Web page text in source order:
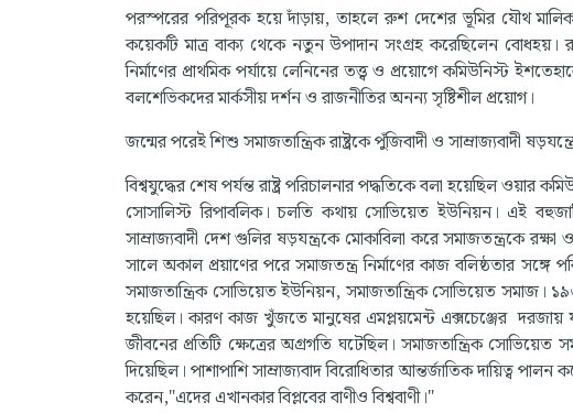
পরস্পরের পরিপূরক হয়ে দাঁড়ায়, তাহলে রুশ দেশের ভূমির যৌথ
কয়েকটি মাত্র বাক্য থেকে নতুন উপাদান সংগ্রহ করেছিলেন বোধহয়।
নির্মাণের প্রাথমিক পর্যায়ে লেনিনের তত্ত্ব ও প্রয়োগে কমিউনিস্ট
বলশেভিকদের মার্কসীয় দর্শন ও রাজনীতির অনন্য সৃষ্টিশীল প্রয়োগ।
জন্মের পরেই শিশু সমাজতান্ত্রিক রাষ্ট্রকে পুঁজিবাদী ও সাম্রাজ্যবাদী
বিশ্বযুদ্ধের শেষ পর্যন্ত রাষ্ট্র পরিচালনার পদ্ধতিকে বলা হয়েছিল
সোসালিস্ট রিপাবলিক। চলতি কথায় সোভিয়েত ইউনিয়ন। এই
সাম্রাজ্যবাদী দেশ গুলির ষড়যন্ত্রকে মোকাবিলা করে সমাজতন্ত্রকে
সালে অকাল প্রয়াণের পরে সমাজতন্ত্র নির্মাণের কাজ বলিষ্ঠতার সঙ্গে
সমাজতান্ত্রিক সোভিয়েত ইউনিয়ন, সমাজতান্ত্রিক সোভিয়েত সমাজ।
হয়েছিল। কারণ কাজ খুঁজতে মানুষের এমপ্লয়মেন্ট এক্সচেঞ্জের দরজায়
জীবনের প্রতিটি ক্ষেত্রের অগ্রগতি ঘটেছিল। সমাজতান্ত্রিক
দিয়েছিল। পাশাপাশি সাম্রাজ্যবাদ বিরোধিতার আন্তর্জাতিক দায়িত্ব
করেন,"এদের এখানকার বিপ্লবের বাণীও বিশ্ববাণী।"